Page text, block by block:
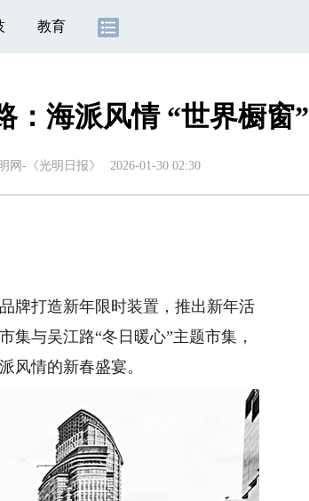
教育
：海派风情 “世界橱窗”
网-《光明日报》 2026-01-30 02:30
打造新年限时装置，推出新年活
集与吴江路“冬日暖心”主题市集，
风情的新春盛宴。